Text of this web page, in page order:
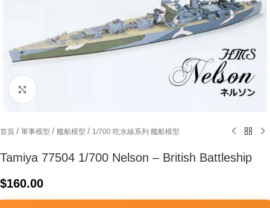
首頁 / 軍事模型 / 艦船模型 / 1/700 吃水線系列 艦船模型
Tamiya 77504 1/700 Nelson – British Battleship
$160.00